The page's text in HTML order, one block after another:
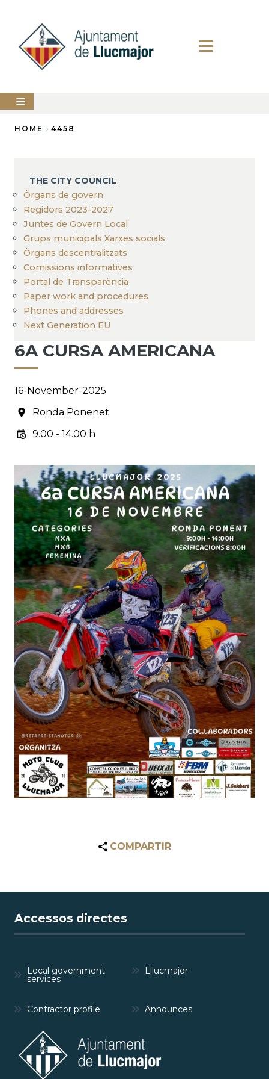
content
The
city
Services
PERFIL
DEL
CONTRACTANT
ANUNCIS
HOME 4458
THE CITY COUNCIL
Òrgans de govern
Regidors 2023-2027
Juntes de Govern Local
Grups municipals Xarxes socials
Òrgans descentralitzats
Comissions informatives
Portal de Transparència
Paper work and procedures
Phones and addresses
Next Generation EU
6A CURSA AMERICANA
16-November-2025
Ronda Ponenet
9.00 - 14.00 h
COMPARTIR
Accessos directes
Local government
services
Lllucmajor
Contractor profile Announces